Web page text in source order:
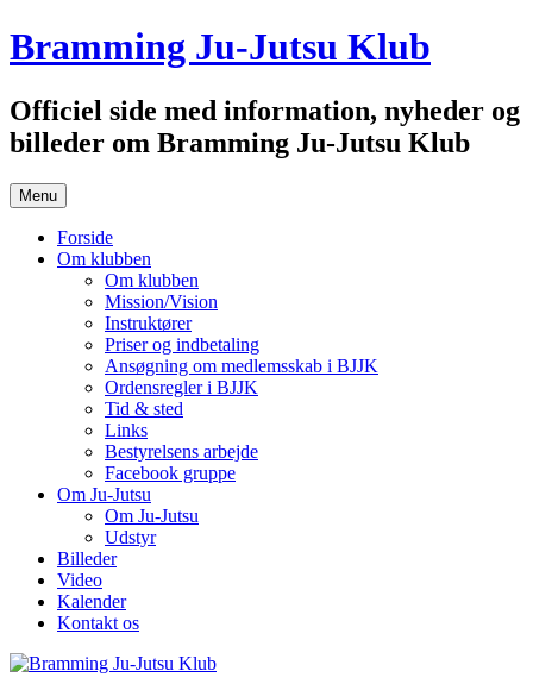
Hop
til
Bramming Ju-Jutsu Klub
Officiel side med information, nyheder og
billeder om Bramming Ju-Jutsu Klub
Menu
Forside
Om klubben
Om klubben
Mission/Vision
Instruktører
Priser og indbetaling
Ansøgning om medlemsskab i BJJK
Ordensregler i BJJK
Tid & sted
Links
Bestyrelsens arbejde
Facebook gruppe
Om Ju-Jutsu
Om Ju-Jutsu
Udstyr
Billeder
Video
Kalender
Kontakt os